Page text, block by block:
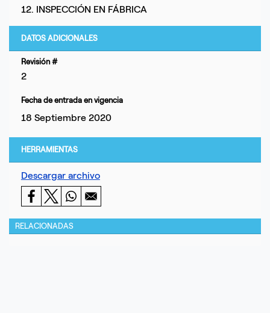
12. INSPECCIÓN EN FÁBRICA
DATOS ADICIONALES
Revisión #
2
Fecha de entrada en vigencia
18 Septiembre 2020
HERRAMIENTAS
Descargar archivo
RELACIONADAS